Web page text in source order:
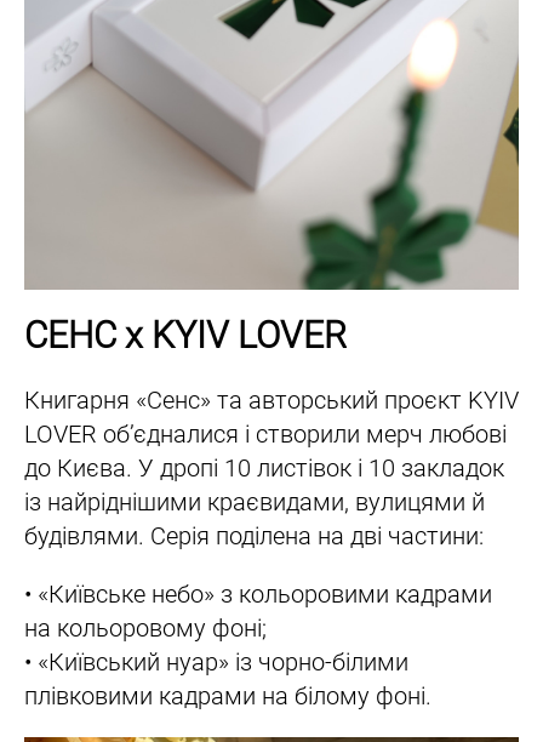
СЕНС х KYIV LOVER
Книгарня «Сенс» та авторський проєкт KYIV
LOVER обʼєдналися і створили мерч любові
до Києва. У дропі 10 листівок і 10 закладок
із найріднішими краєвидами, вулицями й
будівлями. Серія поділена на дві частини:
• «Київське небо» з кольоровими кадрами
на кольоровому фоні;
• «Київський нуар» із чорно-білими
плівковими кадрами на білому фоні.